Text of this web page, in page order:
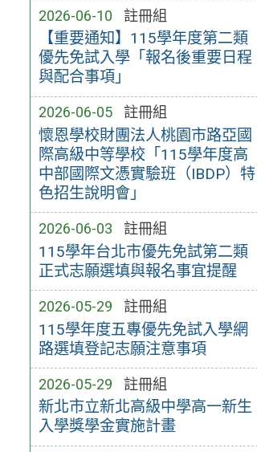
2026-06-10 註冊組
【重要通知】115學年度​第二類
優先免試入學「報​名後重要日程
與配合事項」
2026-06-05 註冊組
懷恩學校財團法人桃園市路亞國
際高級中等學校「115學年度高
中部國際文憑實驗班（IBDP）特
色招生說明會」
2026-06-03 註冊組
115學年台北市優先免試第二類
正式志願選填與報名事宜提醒
2026-05-29 註冊組
115學年度五專優先免試入學網
路選填登記志願注意事項
2026-05-29 註冊組
新北市立新北高級中學高一新生
入學獎學金實施計畫